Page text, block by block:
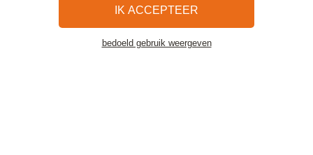
Algemene voorwaarden en privacybeleid
Wat de pers over ons te zeggen heeft
Kaart
IK ACCEPTEER
bedoeld gebruik weergeven